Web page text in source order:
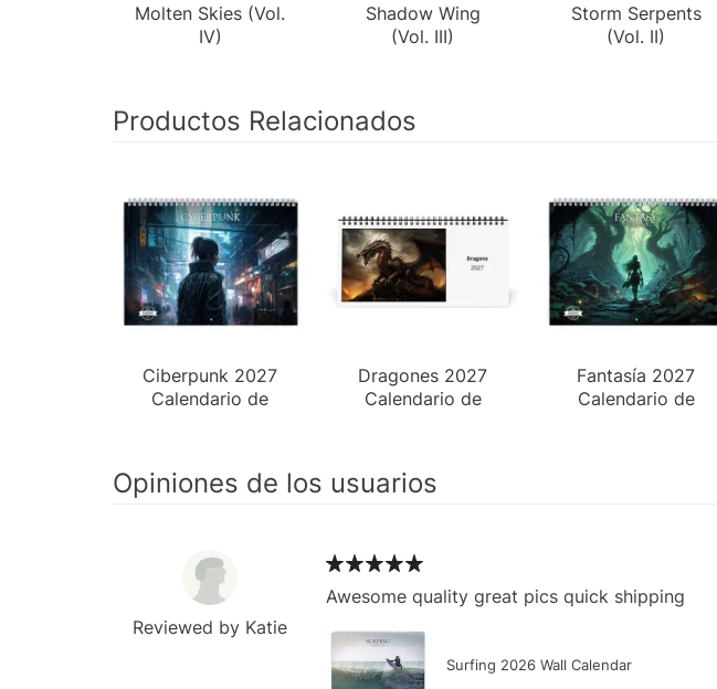
Molten Skies (Vol.
IV)
Shadow Wing
(Vol. III)
Storm Serpents
(Vol. II)
Productos Relacionados
Ciberpunk 2027
Calendario de
Dragones 2027
Calendario de
Fantasía 2027
Calendario de
Opiniones de los usuarios
Reviewed by Katie
Awesome quality great pics quick shipping
Surfing 2026 Wall Calendar